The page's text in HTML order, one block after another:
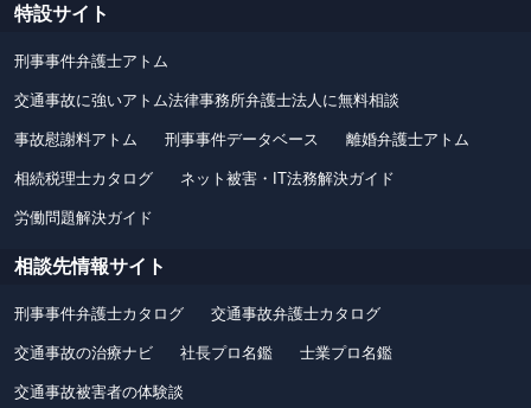
特設サイト
刑事事件弁護士アトム
交通事故に強いアトム法律事務所弁護士法人に無料相談
事故慰謝料アトム 刑事事件データベース 離婚弁護士アトム
相続税理士カタログ ネット被害・IT法務解決ガイド
労働問題解決ガイド
相談先情報サイト
刑事事件弁護士カタログ 交通事故弁護士カタログ
交通事故の治療ナビ 社長プロ名鑑 士業プロ名鑑
交通事故被害者の体験談